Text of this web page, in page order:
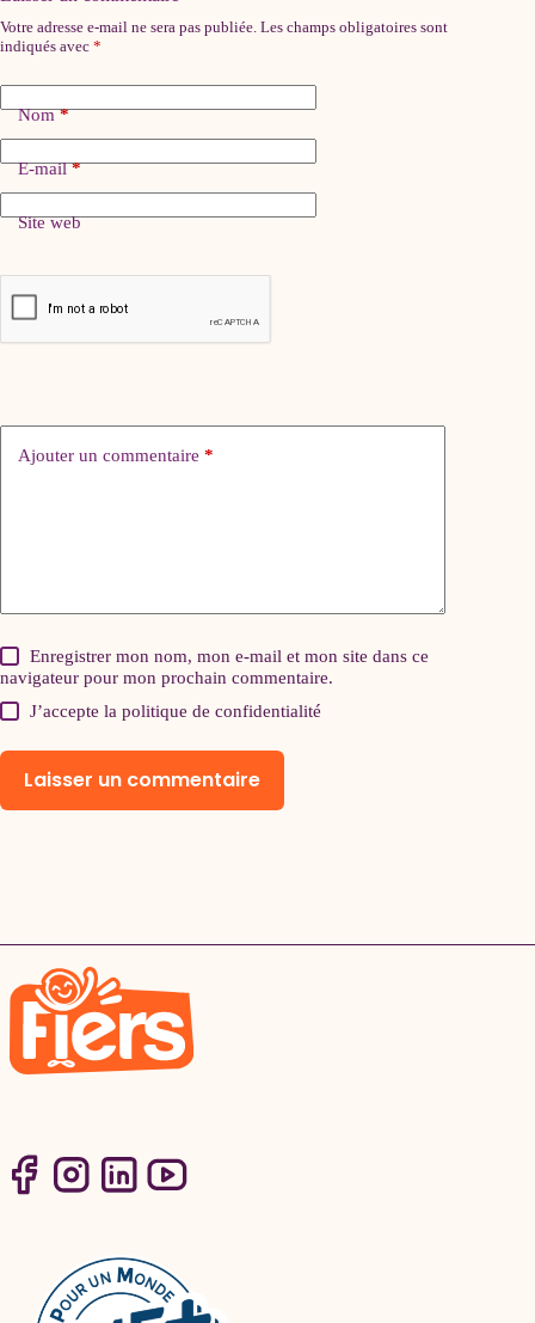
Votre adresse e-mail ne sera pas publiée. Les champs obligatoires sont
indiqués avec *
Nom*
E-mail*
Site web
Ajouter un commentaire *
Enregistrer mon nom, mon e-mail et mon site dans ce
navigateur pour mon prochain commentaire.
J’accepte lapolitique de confidentialité
Laisser un commentaire